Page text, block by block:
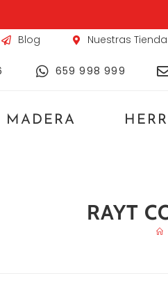
Blog Nuestras
659 998 999
MADERA
RAYT